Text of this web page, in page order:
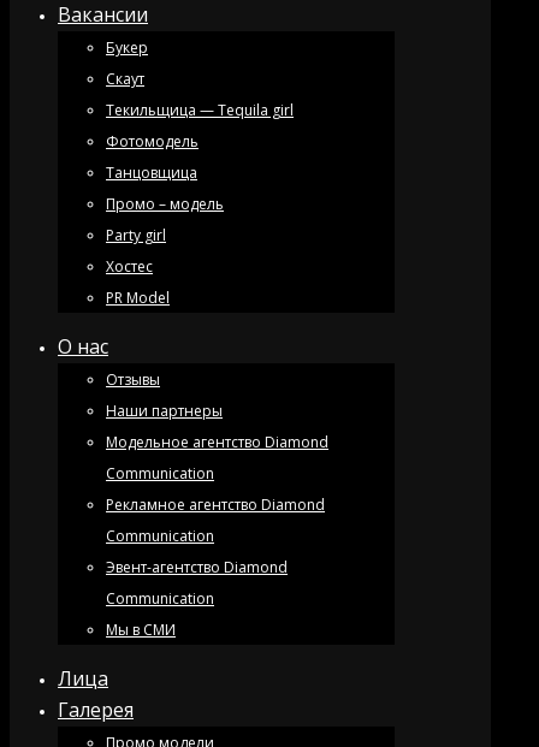
Вакансии
Букер
Скаут
Текильщица — Tequila girl
Фотомодель
Танцовщица
Промо – модель
Party girl
Хостес
PR Model
О нас
Отзывы
Наши партнеры
Модельное агентство Diamond
Communication
Рекламное агентство Diamond
Communication
Эвент-агентство Diamond
Communication
Мы в СМИ
Лица
Галерея
Промо модели